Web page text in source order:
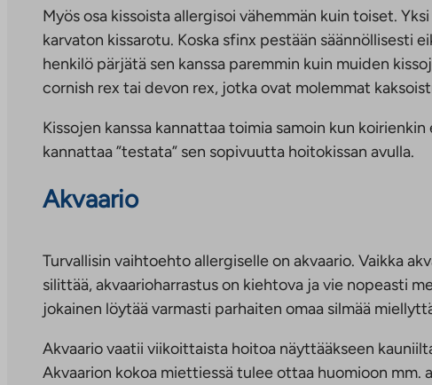
Myös osa kissoista allergisoi vähemmän kuin toiset.
karvaton kissarotu. Koska sfinx pestään säännöllisesti
henkilö pärjätä sen kanssa paremmin kuin muiden
cornish rex tai devon rex, jotka ovat molemmat
Kissojen kanssa kannattaa toimia samoin kun
kannattaa ”testata” sen sopivuutta hoitokissan avulla.
Akvaario
Turvallisin vaihtoehto allergiselle on akvaario. Vaikka
silittää, akvaarioharrastus on kiehtova ja vie nopeasti
jokainen löytää varmasti parhaiten omaa silmää
Akvaario vaatii viikoittaista hoitoa näyttääkseen
Akvaarion kokoa miettiessä tulee ottaa huomioon mm.